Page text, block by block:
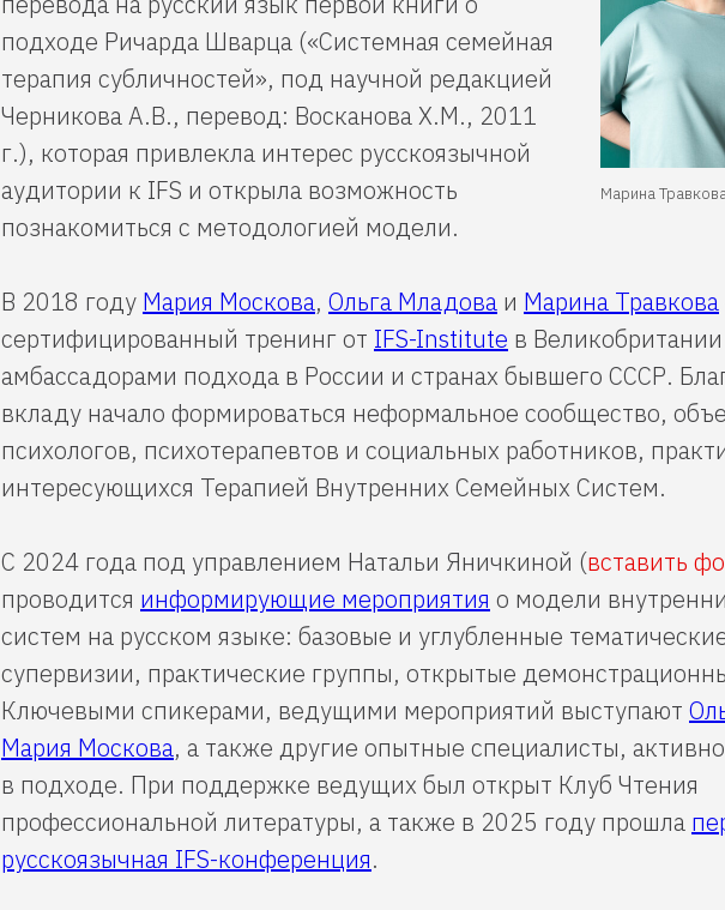
Марина
подходе Ричарда Шварца («Системная семейная
терапия субличностей», под научной редакцией
Черникова А.В., перевод: Восканова Х.М., 2011
г.), которая привлекла интерес русскоязычной
аудитории к IFS и открыла возможность
познакомиться с методологией модели.
В 2018 году Мария Москова, Ольга Младова и Марина Травкова
сертифицированный тренинг от IFS-Institute в
амбассадорами подхода в России и странах бывшего СССР.
вкладу начало формироваться неформальное сообщество,
психологов, психотерапевтов и социальных работников,
интересующихся Терапией Внутренних Семейных Систем.
С 2024 года под управлением Натальи Яничкиной (вставить
проводится информирующие мероприятия о модели
систем на русском языке: базовые и углубленные
супервизии, практические группы, открытые
Ключевыми спикерами, ведущими мероприятий выступают
Мария Москова, а также другие опытные специалисты,
в подходе. При поддержке ведущих был открыт Клуб Чтения
профессиональной литературы, а также в 2025 году прошла
русскоязычная IFS-конференция.